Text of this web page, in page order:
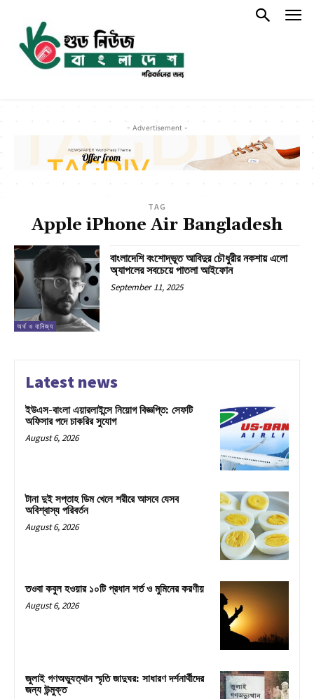
- Advertisement -
TAG
Apple iPhone Air Bangladesh
অর্থ ও বানিজ্য
বাংলাদেশি বংশোদ্ভূত আবিদুর চৌধুরীর নকশায় এলো
অ্যাপলের সবচেয়ে পাতলা আইফোন
September 11, 2025
Latest news
ইউএস-বাংলা এয়ারলাইন্সে নিয়োগ বিজ্ঞপ্তি: সেফটি
অফিসার পদে চাকরির সুযোগ
August 6, 2026
টানা দুই সপ্তাহ ডিম খেলে শরীরে আসবে যেসব
অবিশ্বাস্য পরিবর্তন
August 6, 2026
তওবা কবুল হওয়ার ১০টি প্রধান শর্ত ও মুমিনের করণীয়
August 6, 2026
জুলাই গণঅভ্যুত্থান স্মৃতি জাদুঘর: সাধারণ দর্শনার্থীদের
জন্য উন্মুক্ত